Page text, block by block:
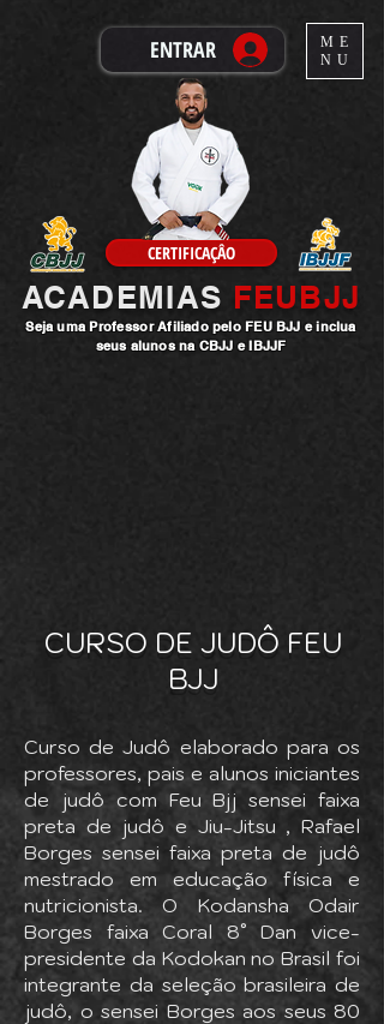
ENTRAR
CERTIFICAÇÂO
ACADEMIAS FEUBJJ
Seja uma ProfessorAfiliado pelo FEU BJJ e inclua
seus alunos na CBJJ e IBJJF
ME
NU
CURSO DE JUDÔ FEU
BJJ
Curso de Judô elaborado para os
professores, pais e alunos iniciantes
de judô com Feu Bjj sensei faixa
preta de judô e Jiu-Jitsu , Rafael
Borges sensei faixa preta de judô
mestrado em educação física e
nutricionista. O Kodansha Odair
Borges faixa Coral 8° Dan vice-
presidente da Kodokan no Brasil foi
integrante da seleção brasileira de
judô, o sensei Borges aos seus 80